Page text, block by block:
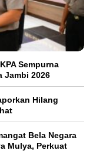
Sempurna
Jambi 2026
Hilang
Bela Negara
Mulya, Perkuat